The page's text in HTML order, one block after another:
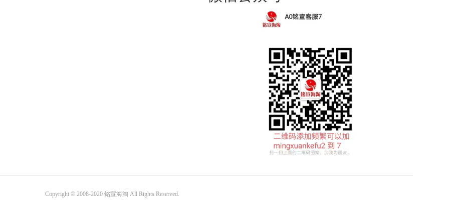
Copyright © 2008-2020 铭宣海淘 All Rights Reserved.